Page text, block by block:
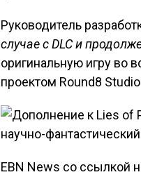
Руководитель
случае с DLC и
оригинальную игру во
проектом Round8
EBN News со ссылкой